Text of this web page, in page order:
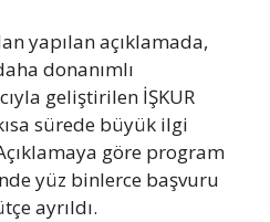
yapılan açıklamada,
donanımlı
geliştirilen İŞKUR
sürede büyük ilgi
göre program
yüz binlerce başvuru
ayrıldı.